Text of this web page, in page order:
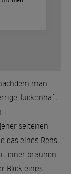
man
lückenhaft
seltenen
das eines Rehs,
einer braunen
Blick eines